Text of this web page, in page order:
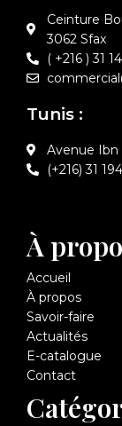
Ceinture
3062 Sfax
( +216 ) 31
Tunis :
Avenue Ibn
(+216) 31
À
Accueil
À propos
Savoir-faire
Actualités
E-catalogue
Contact